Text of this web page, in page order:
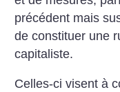
précédent mais
de constituer une
capitaliste.
Celles-ci visent à